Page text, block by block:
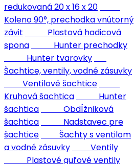
redukovaná 20 x 16 x 20
Koleno 90°, prechodka vnútorný
závit
Plastová hadicová
spona
Hunter prechodky
Hunter tvarovky
Šachtice, ventily, vodné zásuvky
Ventilové šachtice
Kruhová šachtica
Hunter
šachtica
Obdĺžniková
šachtica
Nadstavec pre
šachtice
Šachty s ventilom
a vodné zásuvky
Ventily
Plastové guľové ventily